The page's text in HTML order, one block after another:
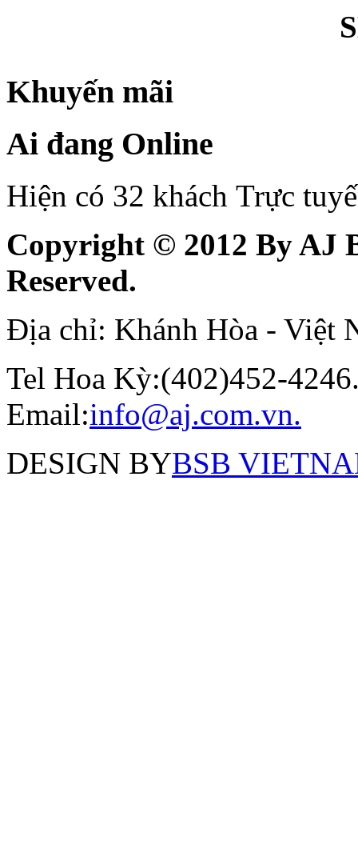
Khuyến mãi
Ai đang Online
Hiện có 32 khách Trực
Copyright © 2012 By AJ
Reserved.
Địa chỉ: Khánh Hòa - Việt
Tel Hoa Kỳ:(402)452-
Email:info@aj.com.vn.
DESIGN BYBSB